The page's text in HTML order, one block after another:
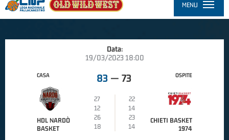
MENU
Data:
19/03/2023 18:00
CASA
HDL NARDÒ
BASKET
83 — 73
27
22
12
14
26
23
18
14
OSPITE
CHIETI BASKET
1974